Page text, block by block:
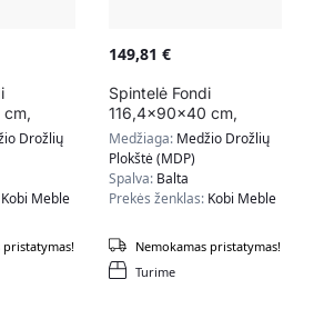
Drožlių
Kobi Meble
pristatymas!
149,81€
Spintelė Fondi
116,4x90x40 cm,
baltos / juodos spalvos
Medžiaga: Medžio Drožlių
Plokštė (MDP)
Spalva: Balta
Prekės ženklas: Kobi Meble
Turime
Nemokamas pristatymas!